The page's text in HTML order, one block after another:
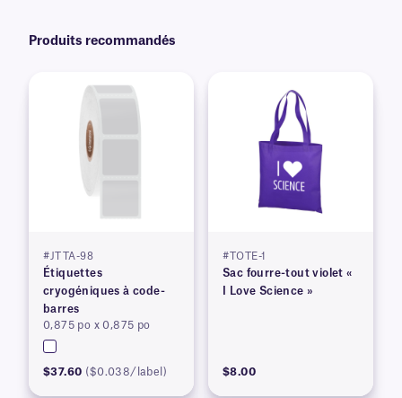
Produits recommandés
#JTTA-98
Étiquettes
cryogéniques à code-
barres
0,875 po x 0,875 po
$37.60 ($0.038/label)
#TOTE-1
Sac fourre-tout violet «
I Love Science »
$8.00